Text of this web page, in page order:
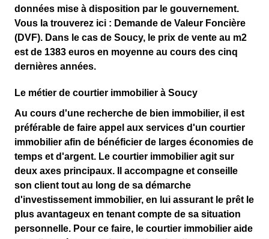
données mise à disposition par le gouvernement.
Vous la trouverez ici : Demande de Valeur Foncière
(DVF). Dans le cas de Soucy, le prix de vente au m2
est de 1383 euros en moyenne au cours des cinq
dernières années.
Le métier de courtier immobilier à Soucy
Au cours d'une recherche de bien immobilier, il est
préférable de faire appel aux services d'un courtier
immobilier afin de bénéficier de larges économies de
temps et d'argent. Le courtier immobilier agit sur
deux axes principaux. Il accompagne et conseille
son client tout au long de sa démarche
d'investissement immobilier, en lui assurant le prêt le
plus avantageux en tenant compte de sa situation
personnelle. Pour ce faire, le courtier immobilier aide